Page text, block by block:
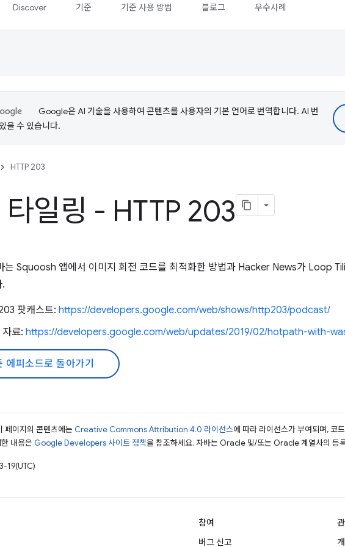
Discover 기준 기준 사용 방법 블로그 우수사례
Google은 AI 기술을 사용하여 콘텐츠를 사용자의 기본 언어로 번역합니다. AI 번
을 수 있습니다.
HTTP 203
타일링 - HTTP 203
는 Squoosh 앱에서 이미지 회전 코드를 최적화한 방법과 Hacker News가 Loop
팟캐스트: https://developers.google.com/web/shows/http203/podcast/
료: https://developers.google.com/web/updates/2019/02/hotpath-with-
에피소드로 돌아가기
페이지의 콘텐츠에는 Creative Commons Attribution 4.0 라이선스에 따라 라이선스가 부여되며, 코
내용은 Google Developers 사이트 정책을 참조하세요. 자바는 Oracle 및/또는 Oracle 계열사의 등
19(UTC)
참여
버그 신고